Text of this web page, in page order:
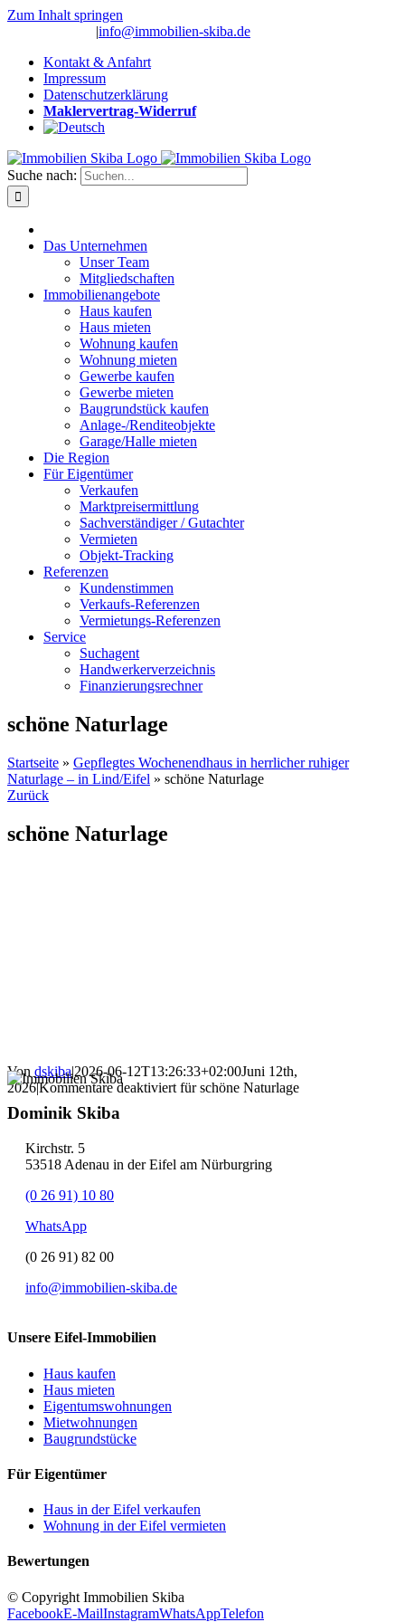
Zum Inhalt springen
|info@immobilien-skiba.de
Kontakt & Anfahrt
Impressum
Datenschutzerklärung
Maklervertrag-Widerruf
Suche nach:
Das Unternehmen
Unser Team
Mitgliedschaften
Immobilienangebote
Haus kaufen
Haus mieten
Wohnung kaufen
Wohnung mieten
Gewerbe kaufen
Gewerbe mieten
Baugrundstück kaufen
Anlage-/Renditeobjekte
Garage/Halle mieten
Die Region
Für Eigentümer
Verkaufen
Marktpreisermittlung
Sachverständiger / Gutachter
Vermieten
Objekt-Tracking
Referenzen
Kundenstimmen
Verkaufs-Referenzen
Vermietungs-Referenzen
Service
Suchagent
Handwerkerverzeichnis
Finanzierungsrechner
schöne Naturlage
Startseite » Gepflegtes Wochenendhaus in herrlicher ruhiger
Naturlage – in Lind/Eifel » schöne Naturlage
Zurück
schöne Naturlage
Von dskiba|2026-06-12T13:26:33+02:00Juni 12th,
2026|Kommentare deaktiviert für schöne Naturlage
Dominik Skiba
Kirchstr. 5
53518 Adenau in der Eifel am Nürburgring
(0 26 91) 10 80
WhatsApp
(0 26 91) 82 00
info@immobilien-skiba.de
Unsere Eifel-Immobilien
Haus kaufen
Haus mieten
Eigentumswohnungen
Mietwohnungen
Baugrundstücke
Für Eigentümer
Haus in der Eifel verkaufen
Wohnung in der Eifel vermieten
Bewertungen
© Copyright Immobilien Skiba
FacebookE-MailInstagramWhatsAppTelefon